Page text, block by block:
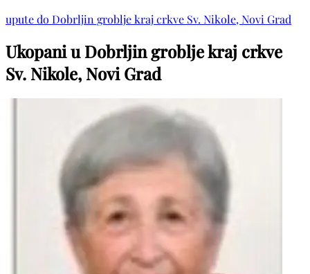
upute do Dobrljin groblje kraj crkve Sv. Nikole, Novi Grad
Ukopani u Dobrljin groblje kraj crkve
Sv. Nikole, Novi Grad